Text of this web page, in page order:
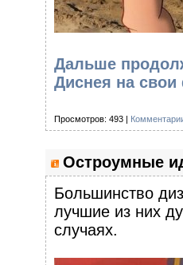
Дальше
Диснея на
Просмотров: 493 |
Остроумные
Большинство
лучшие из них
случаях.